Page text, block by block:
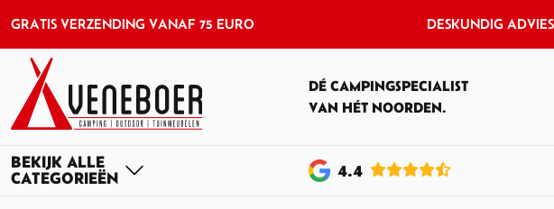
GRATIS VERZENDING VANAF 75 EURO DESKUNDIG ADVIES
DÉ CAMPINGSPECIALIST
VAN HÉT NOORDEN.
4.4